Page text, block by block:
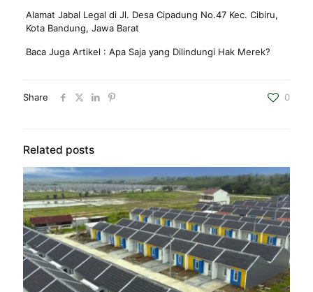
Alamat Jabal Legal di Jl. Desa Cipadung No.47 Kec. Cibiru,
Kota Bandung, Jawa Barat
Baca Juga Artikel : Apa Saja yang Dilindungi Hak Merek?
Share 0
Related posts